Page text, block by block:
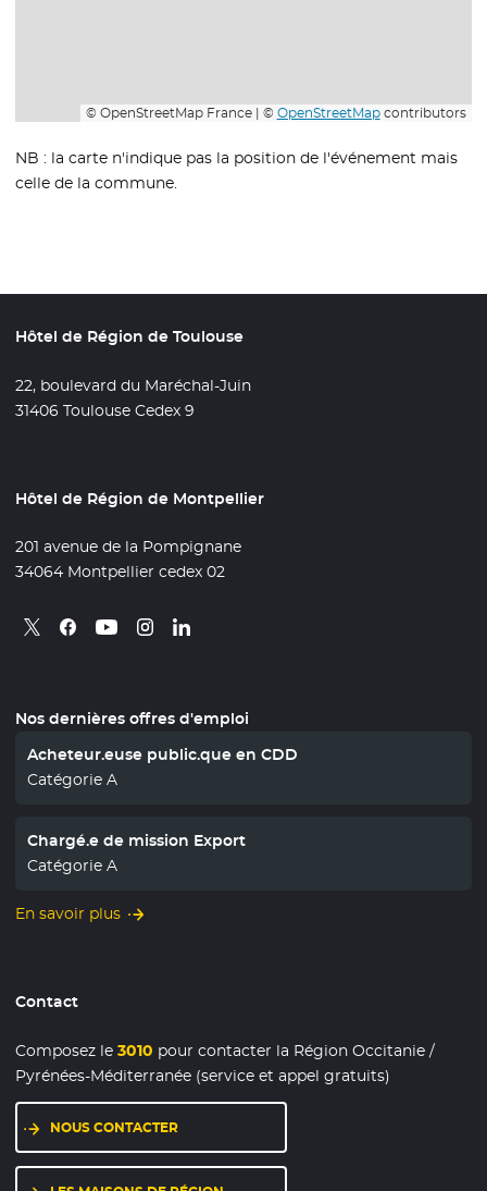
© OpenStreetMap France | © OpenStreetMapcontributors
NB : la carte n'indique pas la position de l'événement mais
celle de la commune.
Hôtel de Région de Toulouse
22, boulevard du Maréchal-Juin
31406 Toulouse Cedex 9
Hôtel de Région de Montpellier
201 avenue de la Pompignane
34064 Montpellier cedex 02
Retrouvez nous sur X
- Nouvelle fenêtre
Retrouvez nous sur Facebook
- Nouvelle fenêtre
Retrouvez nous sur Youtube
- Nouvelle fenêtre
Retrouvez nous sur Instagram
- Nouvelle fenêtre
Retrouvez nous sur Linkedin
- Nouvelle fenêtre
Nos dernières offres d'emploi
Acheteur.euse public.que en CDD
Catégorie A
Chargé.e de mission Export
Catégorie A
En savoir plus
Contact
Composez le3010 pour contacter la Région Occitanie /
Pyrénées-Méditerranée (service et appel gratuits)
NOUS CONTACTER